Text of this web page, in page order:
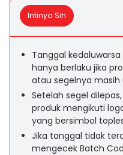
Intinya Sih
Tanggal
hanya berlaku jika
atau segelnya masih
Setelah segel
produk mengikuti
yang bersimbol
Jika tanggal tidak
mengecek Batch